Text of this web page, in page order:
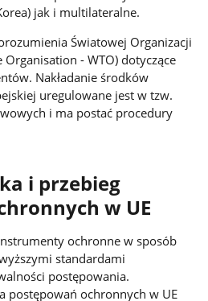
jak i multilateralne.
Światowej Organizacji
- WTO) dotyczące
Nakładanie środków
uregulowane jest w tzw.
i ma postać procedury
i przebieg
w UE
ochronne w sposób
standardami
postępowania.
postępowań ochronnych w UE